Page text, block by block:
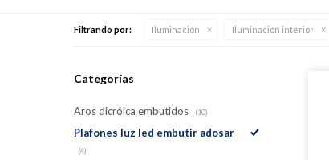
Filtrando por: Iluminación Iluminación interior
Categorías
Aros dicróica embutidos (10)
Plafones luz led embutir adosar
(4)